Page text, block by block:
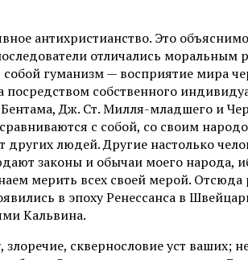
антихристианство. Это
отличались моральным
собой гуманизм — восприятие мира
собственного
Дж. Ст. Милля-младшего и
с собой, со своим
людей. Другие настолько
законы и обычаи моего народа,
мерить всех своей мерой. Отсюда
в эпоху Ренессанса в
Кальвина.
сквернословие уст ваших;